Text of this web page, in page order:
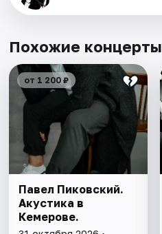
Похожие концерты
от 1 200 ₽
Павел Пиковский.
Акустика в
Кемерове.